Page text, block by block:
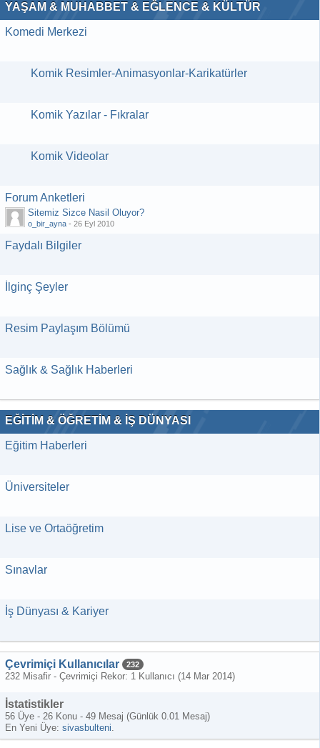
YAŞAM & MUHABBET & EĞLENCE & KÜLTÜR
Komedi Merkezi
Komik Resimler-Animasyonlar-Karikatürler
Komik Yazılar - Fıkralar
Komik Videolar
Forum Anketleri
Sitemiz Sizce Nasil Oluyor?
o_bir_ayna - 26 Eyl 2010
Faydalı Bilgiler
İlginç Şeyler
Resim Paylaşım Bölümü
Sağlık & Sağlık Haberleri
EĞİTİM & ÖĞRETİM & İŞ DÜNYASI
Eğitim Haberleri
Üniversiteler
Lise ve Ortaöğretim
Sınavlar
İş Dünyası & Kariyer
Çevrimiçi Kullanıcılar 232
232 Misafir - Çevrimiçi Rekor: 1 Kullanıcı (14 Mar 2014)
İstatistikler
56 Üye - 26 Konu - 49 Mesaj (Günlük 0.01 Mesaj)
En Yeni Üye: sivasbulteni.